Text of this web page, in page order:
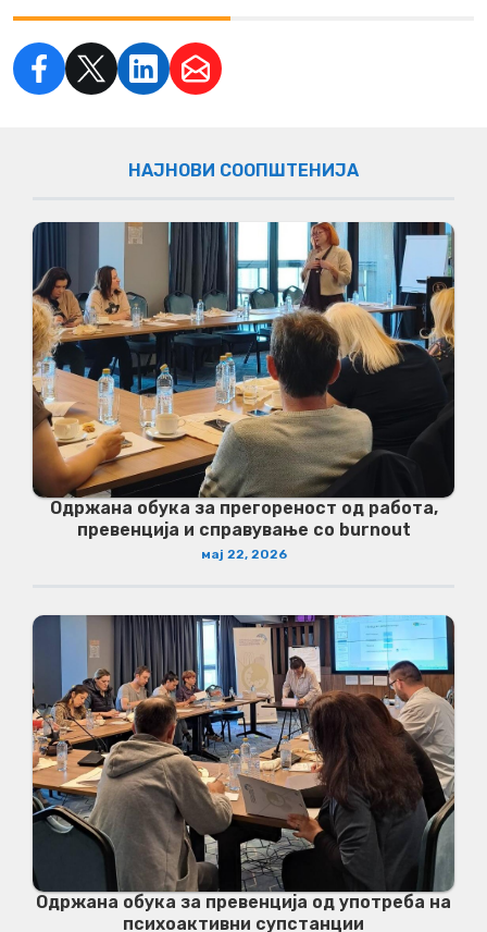
НАЈНОВИ СООПШТЕНИЈА
Одржана обука за прегореност од работа,
превенција и справување со burnout
мај 22, 2026
Одржана обука за превенција од употреба на
психоактивни супстанции